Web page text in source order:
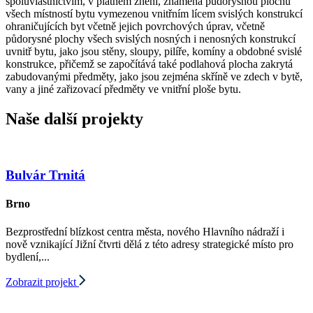
všech místností bytu vymezenou vnitřním lícem svislých konstrukcí
ohraničujících byt včetně jejich povrchových úprav, včetně
půdorysné plochy všech svislých nosných i nenosných konstrukcí
uvnitř bytu, jako jsou stěny, sloupy, pilíře, komíny a obdobné svislé
konstrukce, přičemž se započítává také podlahová plocha zakrytá
zabudovanými předměty, jako jsou zejména skříně ve zdech v bytě,
vany a jiné zařizovací předměty ve vnitřní ploše bytu.
Naše další projekty
Bulvár Trnitá
Brno
Bezprostřední blízkost centra města, nového Hlavního nádraží i
nově vznikající Jižní čtvrti dělá z této adresy strategické místo pro
bydlení,...
Zobrazit projekt